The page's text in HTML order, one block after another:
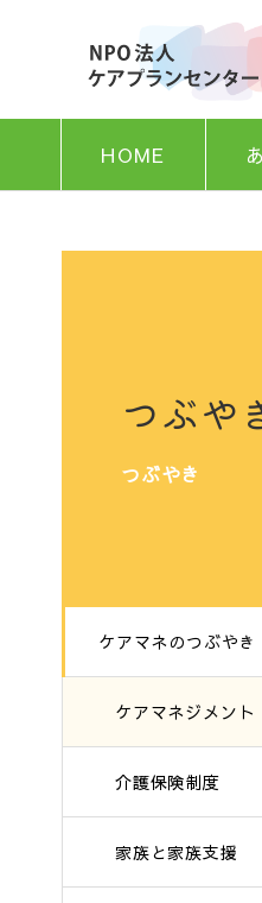
HOME
つぶや
つぶやき
ケアマネのつぶやき
ケアマネジメント
介護保険制度
家族と家族支援